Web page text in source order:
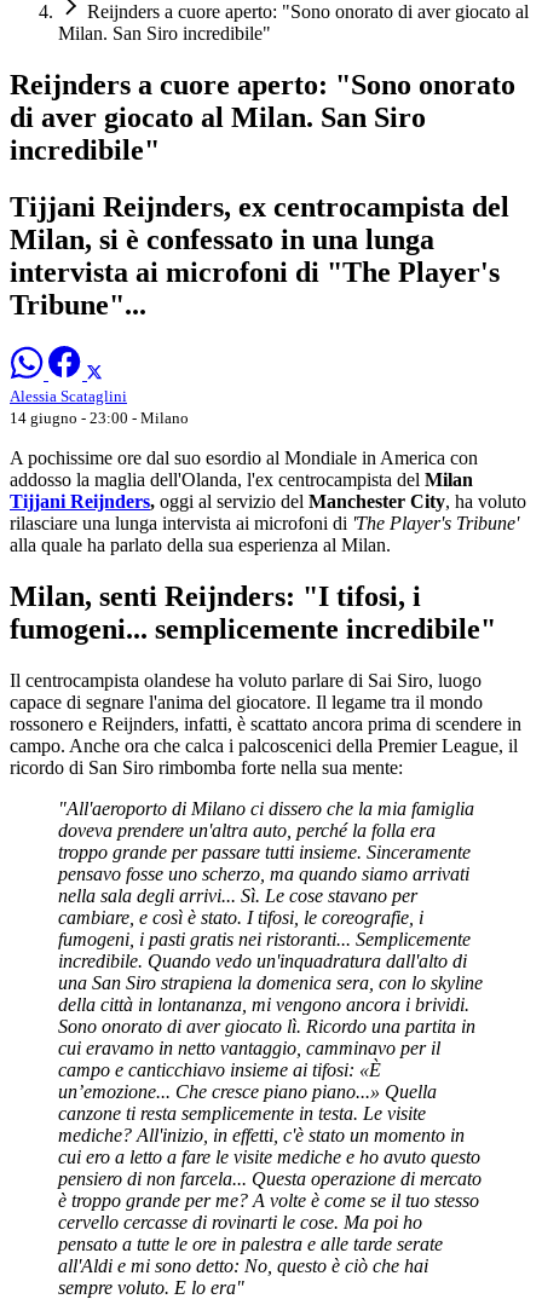
Reijnders a cuore aperto: "Sono onorato di aver giocato al
Milan. San Siro incredibile"
Reijnders a cuore aperto: "Sono onorato
di aver giocato al Milan. San Siro
incredibile"
Tijjani Reijnders, ex centrocampista del
Milan, si è confessato in una lunga
intervista ai microfoni di "The Player's
Tribune"...
Alessia Scataglini
14 giugno - 23:00 - Milano
A pochissime ore dal suo esordio al Mondiale in America con
addosso la maglia dell'Olanda, l'ex centrocampista del Milan
Tijjani Reijnders, oggi al servizio del Manchester City, ha voluto
rilasciare una lunga intervista ai microfoni di 'The Player's Tribune'
alla quale ha parlato della sua esperienza al Milan.
Milan, senti Reijnders: "I tifosi, i
fumogeni... semplicemente incredibile"
Il centrocampista olandese ha voluto parlare di Sai Siro, luogo
capace di segnare l'anima del giocatore. Il legame tra il mondo
rossonero e Reijnders, infatti, è scattato ancora prima di scendere in
campo. Anche ora che calca i palcoscenici della Premier League, il
ricordo di San Siro rimbomba forte nella sua mente:
"All'aeroporto di Milano ci dissero che la mia famiglia
doveva prendere un'altra auto, perché la folla era
troppo grande per passare tutti insieme. Sinceramente
pensavo fosse uno scherzo, ma quando siamo arrivati
nella sala degli arrivi... Sì. Le cose stavano per
cambiare, e così è stato. I tifosi, le coreografie, i
fumogeni, i pasti gratis nei ristoranti... Semplicemente
incredibile. Quando vedo un'inquadratura dall'alto di
una San Siro strapiena la domenica sera, con lo skyline
della città in lontananza, mi vengono ancora i brividi.
Sono onorato di aver giocato lì. Ricordo una partita in
cui eravamo in netto vantaggio, camminavo per il
campo e canticchiavo insieme ai tifosi: «È
un’emozione... Che cresce piano piano...» Quella
canzone ti resta semplicemente in testa. Le visite
mediche? All'inizio, in effetti, c'è stato un momento in
cui ero a letto a fare le visite mediche e ho avuto questo
pensiero di non farcela... Questa operazione di mercato
è troppo grande per me? A volte è come se il tuo stesso
cervello cercasse di rovinarti le cose. Ma poi ho
pensato a tutte le ore in palestra e alle tarde serate
all'Aldi e mi sono detto: No, questo è ciò che hai
sempre voluto. E lo era"